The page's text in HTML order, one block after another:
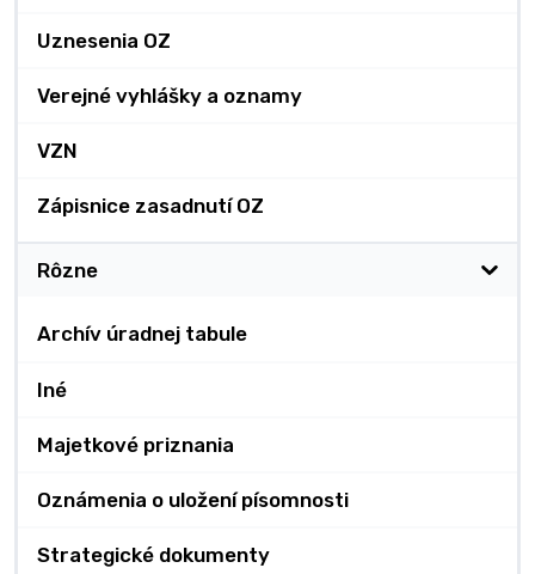
Uznesenia OZ
Verejné vyhlášky a oznamy
VZN
Zápisnice zasadnutí OZ
Rôzne
Archív úradnej tabule
Iné
Majetkové priznania
Oznámenia o uložení písomnosti
Strategické dokumenty